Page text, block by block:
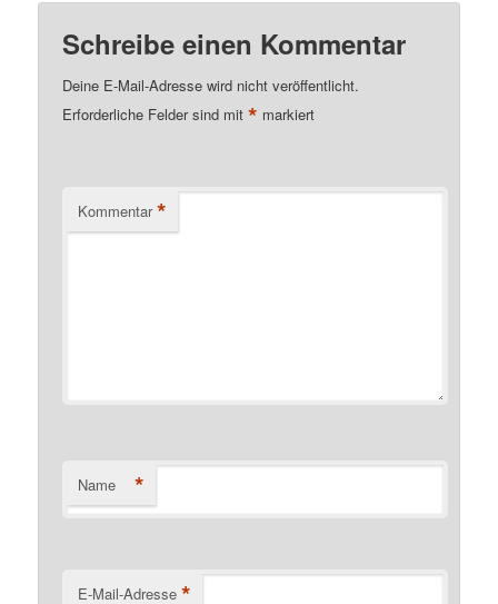
Schreibe einen Kommentar
Deine E-Mail-Adresse wird nicht veröffentlicht.
Erforderliche Felder sind mit* markiert
Kommentar *
Name *
E-Mail-Adresse *